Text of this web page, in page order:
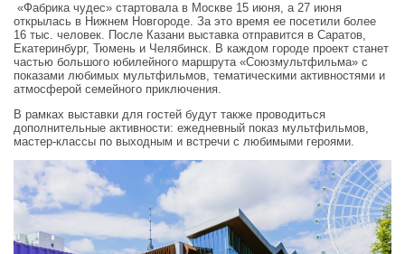
«Фабрика чудес» стартовала в Москве 15 июня, а 27 июня
открылась в Нижнем Новгороде. За это время ее посетили более
16 тыс. человек. После Казани выставка отправится в Саратов,
Екатеринбург, Тюмень и Челябинск. В каждом городе проект станет
частью большого юбилейного маршрута «Союзмультфильма» с
показами любимых мультфильмов, тематическими активностями и
атмосферой семейного приключения.
В рамках выставки для гостей будут также проводиться
дополнительные активности: ежедневный показ мультфильмов,
мастер-классы по выходным и встречи с любимыми героями.